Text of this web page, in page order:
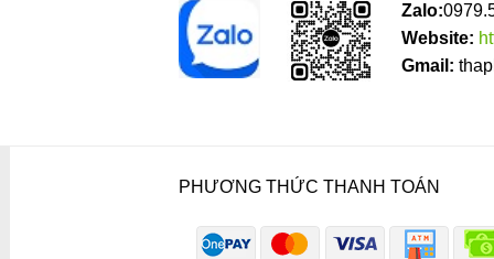
Zalo:
Website:
Gmail:
PHƯƠNG THỨC THANH TOÁN